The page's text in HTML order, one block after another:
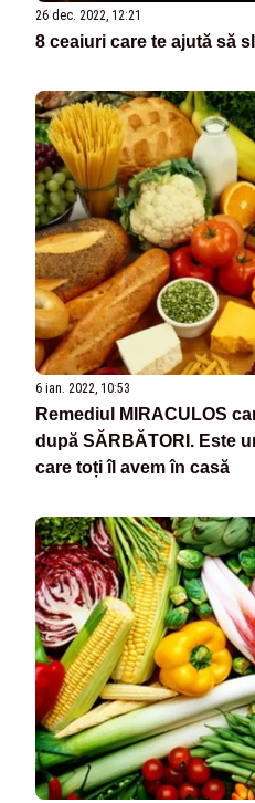
26 dec. 2022, 12:21
8 ceaiuri care te ajută să
6 ian. 2022, 10:53
Remediul MIRACULOS
după SĂRBĂTORI. Este
care toți îl avem în casă